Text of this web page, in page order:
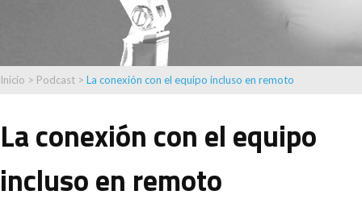
Inicio > Podcast > La conexión con el equipo incluso en remoto
La conexión con el equipo
incluso en remoto